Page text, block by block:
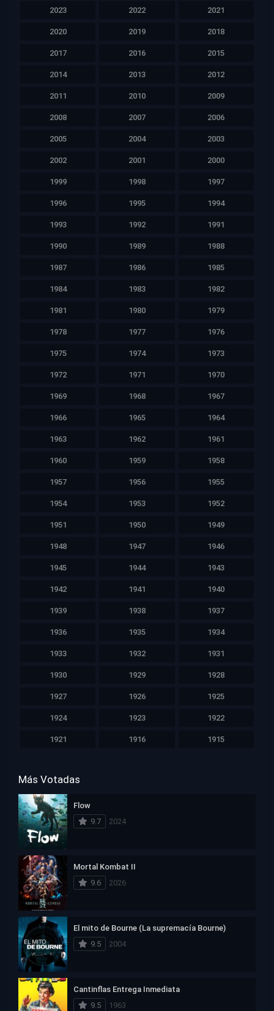
2023 2022 2021
2020 2019 2018
2017 2016 2015
2014 2013 2012
2011 2010 2009
2008 2007 2006
2005 2004 2003
2002 2001 2000
1999 1998 1997
1996 1995 1994
1993 1992 1991
1990 1989 1988
1987 1986 1985
1984 1983 1982
1981 1980 1979
1978 1977 1976
1975 1974 1973
1972 1971 1970
1969 1968 1967
1966 1965 1964
1963 1962 1961
1960 1959 1958
1957 1956 1955
1954 1953 1952
1951 1950 1949
1948 1947 1946
1945 1944 1943
1942 1941 1940
1939 1938 1937
1936 1935 1934
1933 1932 1931
1930 1929 1928
1927 1926 1925
1924 1923 1922
1921 1916 1915
Más Votadas
Flow
9.7
2024
Mortal Kombat II
9.6
2026
El mito de Bourne (La supremacía Bourne)
9.5
2004
Cantinflas Entrega Inmediata
9.5
1963